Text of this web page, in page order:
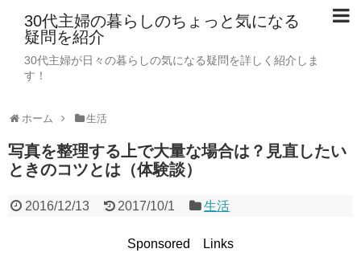
30代主婦の暮らしのちょっと気になる
疑問を紹介
30代主婦が日々の暮らしの気になる疑問を詳しく紹介しま
す！
ホーム 生活
写真を整理する上で大量な場合は？見直したい
ときのコツとは（体験談）
2016/12/13 2017/10/1 生活
Sponsored Links